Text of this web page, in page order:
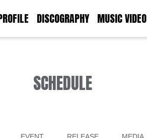
DISCOGRAPHY MUSIC VIDEO
SCHEDULE